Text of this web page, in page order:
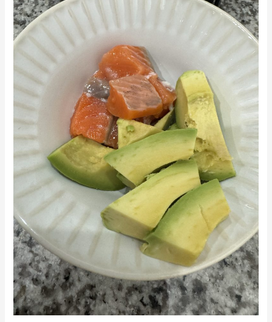
店！
伊
勢
発
毛
育
毛
AGA!
お
悩
は
伊
勢
発
毛
セ
ン
タ
毛
育
毛
い
タ
ン
パ
ク
質
と
菜
ス
ー
パ
ー
ス